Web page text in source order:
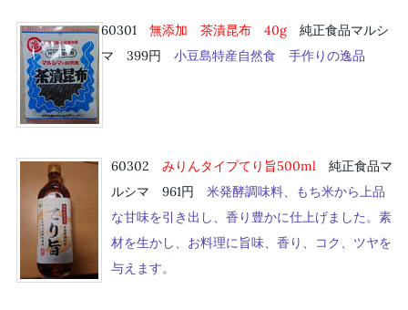
60301 無添加 茶漬昆布40g純正食品マルシ
マ 399円 小豆島特産自然食 手作りの逸品
60302 みりんタイプてり旨500ml 純正食品マ
ルシマ 961円 米発酵調味料、もち米から上品
な甘味を引き出し、香り豊かに仕上げました。素
材を生かし、お料理に旨味、香り、コク、ツヤを
与えます。